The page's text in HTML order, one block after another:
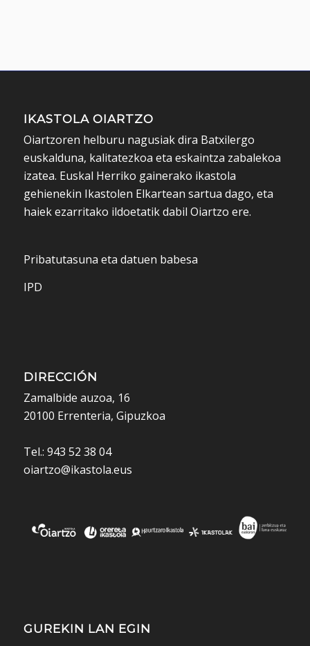
IKASTOLA OIARTZO
Oiartzoren helburu nagusiak dira Batxilergo
euskalduna, kalitatezkoa eta eskaintza zabalekoa
izatea. Euskal Herriko gainerako ikastola
gehienekin Ikastolen Elkartean sartua dago, eta
haiek ezarritako ildoetatik dabil Oiartzo ere.
Pribatutasuna eta datuen babesa
IPD
DIRECCIÓN
Zamalbide auzoa, 16
20100 Errenteria, Gipuzkoa
Tel.: 943 52 38 04
oiartzo@ikastola.eus
GUREKIN LAN EGIN